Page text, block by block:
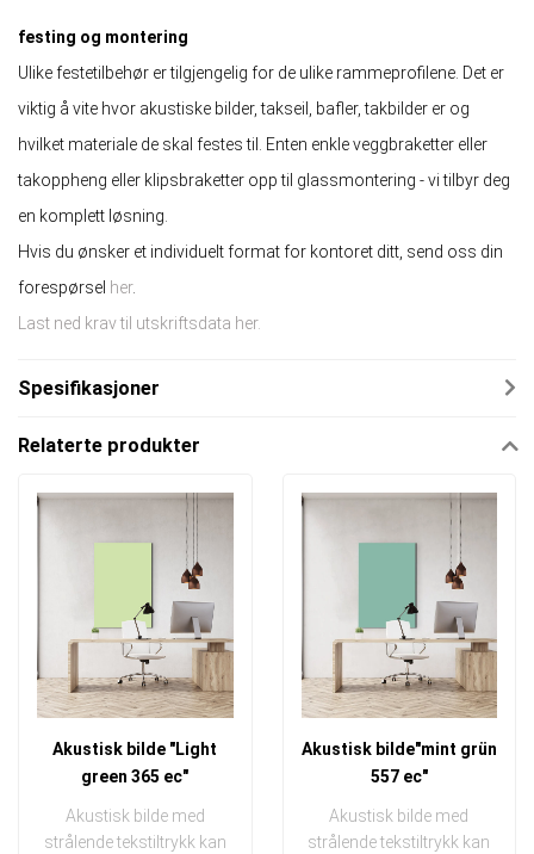
festing og montering
Ulike festetilbehør er tilgjengelig for de ulike rammeprofilene. Det er
viktig å vite hvor akustiske bilder, takseil, bafler, takbilder er og
hvilket materiale de skal festes til. Enten enkle veggbraketter eller
takoppheng eller klipsbraketter opp til glassmontering - vi tilbyr deg
en komplett løsning.
Hvis du ønsker et individuelt format for kontoret ditt, send oss ​​din
forespørsel her.
Last ned krav til utskriftsdata her.
Spesifikasjoner
Relaterte produkter
Akustisk bilde "Light
green 365 ec"
Akustisk bilde med
strålende tekstiltrykk kan
Akustisk bilde"mint grün
557 ec"
Akustisk bilde med
strålende tekstiltrykk kan